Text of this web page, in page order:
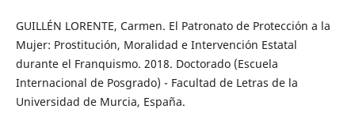
GUILLÉN LORENTE, Carmen. El Patronato de Protección a la
Mujer: Prostitución, Moralidad e Intervención Estatal
durante el Franquismo. 2018. Doctorado (Escuela
Internacional de Posgrado) - Facultad de Letras de la
Universidad de Murcia, España.